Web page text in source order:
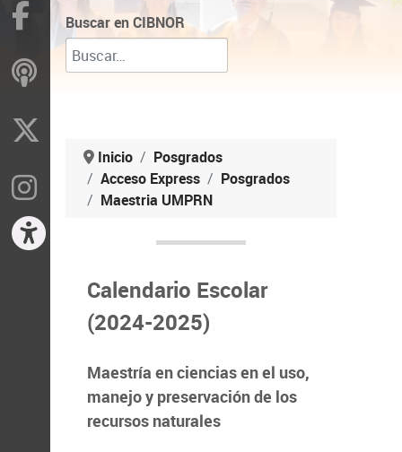
Buscar en CIBNOR
Inicio
Posgrados
Acceso Express
Posgrados
Maestria UMPRN
Calendario Escolar
(2024-2025)
Maestría en ciencias en el uso,
manejo y preservación de los
recursos naturales
Facebook
ivoox
Instragram